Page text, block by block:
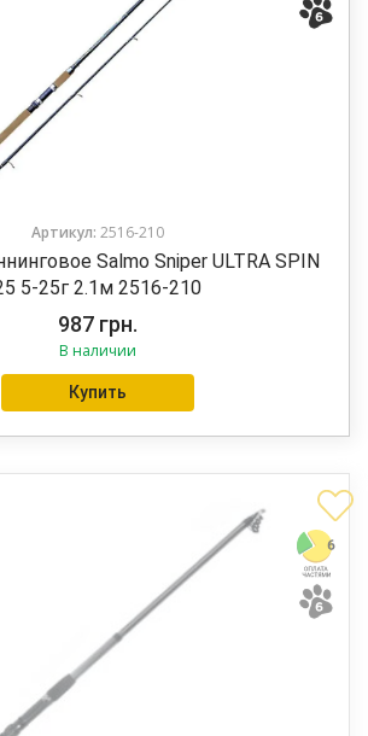
Артикул: 2516-210
Salmo Sniper ULTRA SPIN
5-25г 2.1м 2516-210
987 грн.
В наличии
Купить